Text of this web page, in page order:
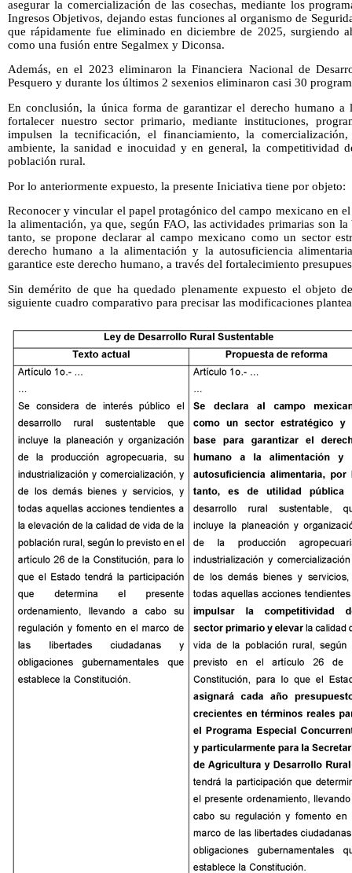
asegurar la comercialización de las cosechas, mediante los
Ingresos Objetivos, dejando estas funciones al organismo de
que rápidamente fue eliminado en diciembre de 2025, surgiendo
como una fusión entre Segalmex y Diconsa.
Además, en el 2023 eliminaron la Financiera Nacional de
Pesquero y durante los últimos 2 sexenios eliminaron casi 30
En conclusión, la única forma de garantizar el derecho humano a
fortalecer nuestro sector primario, mediante instituciones,
impulsen la tecnificación, el financiamiento, la
ambiente, la sanidad e inocuidad y en general, la competitividad
población rural.
Por lo anteriormente expuesto, la presente Iniciativa tiene por objeto:
Reconocer y vincular el papel protagónico del campo mexicano en
la alimentación, ya que, según FAO, las actividades primarias son
tanto, se propone declarar al campo mexicano como un sector
derecho humano a la alimentación y la autosuficiencia
garantice este derecho humano, a través del fortalecimiento
Sin demérito de que ha quedado plenamente expuesto el objeto
siguiente cuadro comparativo para precisar las modificaciones